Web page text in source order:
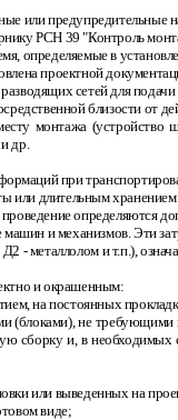
или предупредительные
РСН 39 "Контроль
определяемые в
проектной
сетей для
близости от
монтажа (устройство
др.
при
или длительным
определяются
и механизмов. Эти
Д2 -металлолом и т.п.),
и окрашенным:
на постоянных
(блоками), не
и, в необходимых
или выведенных на
виде;